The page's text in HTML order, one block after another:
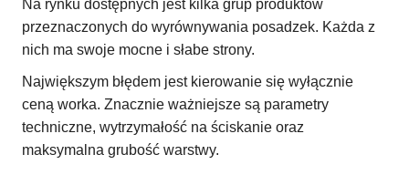
Na rynku dostępnych jest kilka grup produktów
przeznaczonych do wyrównywania posadzek. Każda z
nich ma swoje mocne i słabe strony.
Największym błędem jest kierowanie się wyłącznie
ceną worka. Znacznie ważniejsze są parametry
techniczne, wytrzymałość na ściskanie oraz
maksymalna grubość warstwy.